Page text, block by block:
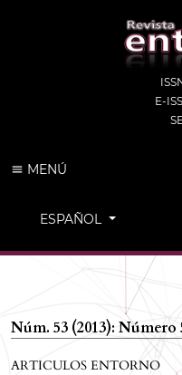
E-
MENÚ
CAMBIAR EL IDIOMA.
ESPAÑOL
Núm. 53 (2013): Número
ARTICULOS ENTORNO